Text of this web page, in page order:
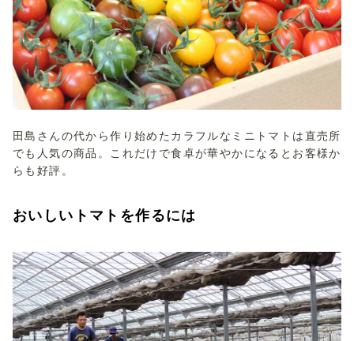
田島さんの代から作り始めたカラフルなミニトマトは直売所
でも人気の商品。これだけで食卓が華やかになるとお客様か
らも好評。
おいしいトマトを作るには